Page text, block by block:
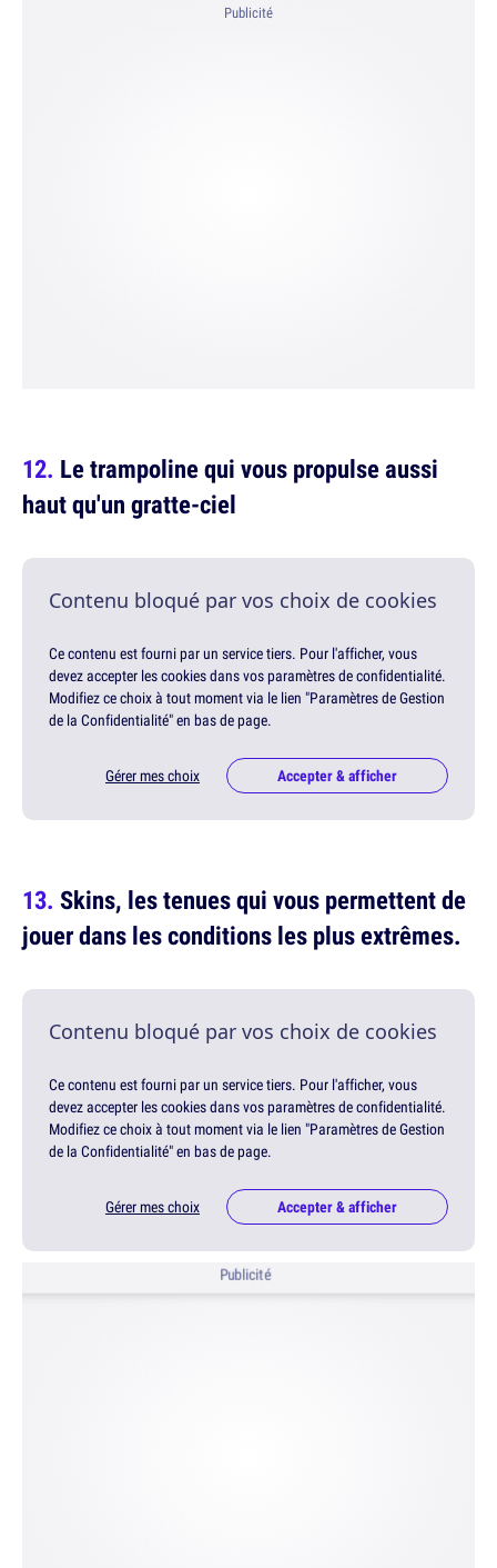
Publicité
Le trampoline qui vous propulse aussi
haut qu'un gratte-ciel
Contenu bloqué par vos choix de cookies
Ce contenu est fourni par un service tiers. Pour l'afficher, vous
devez accepter les cookies dans vos paramètres de confidentialité.
Modifiez ce choix à tout moment via le lien "Paramètres de Gestion
de la Confidentialité" en bas de page.
Gérer mes choix Accepter & afficher
Skins, les tenues qui vous permettent de
jouer dans les conditions les plus extrêmes.
Contenu bloqué par vos choix de cookies
Ce contenu est fourni par un service tiers. Pour l'afficher, vous
devez accepter les cookies dans vos paramètres de confidentialité.
Modifiez ce choix à tout moment via le lien "Paramètres de Gestion
de la Confidentialité" en bas de page.
Gérer mes choix Accepter & afficher
Publicité